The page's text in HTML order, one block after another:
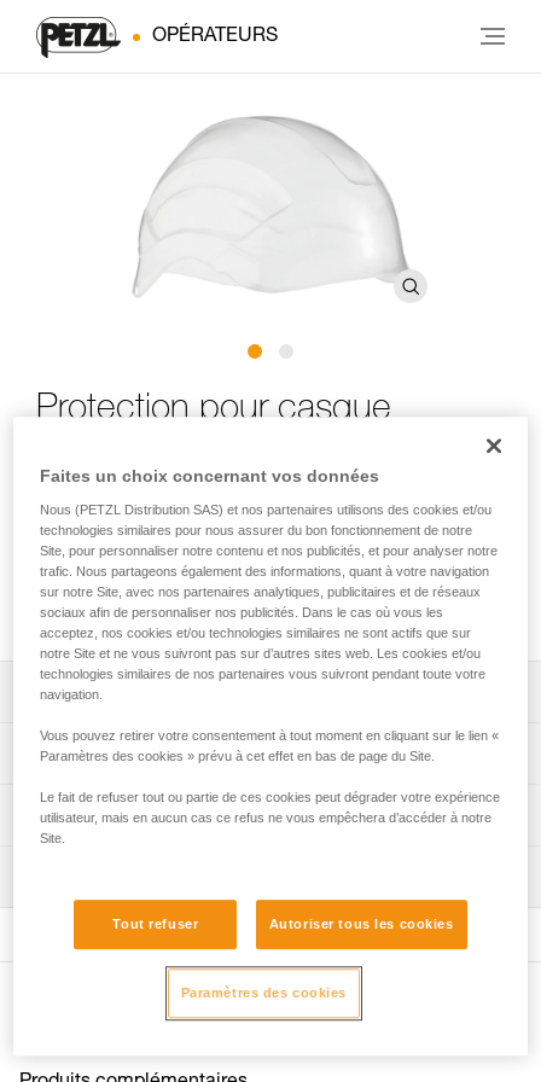
OPÉRATEURS
Protection pour casque
Protection pour casque VERTEX
Simple à mettre en place, la protection pour casque VERTEX
permet de préserver la coque des salissures et des
projections.
Descriptif
Protection à installer sur la coque externe.
Compatible avec les casques VERTEX (1).
Spécifications techniques
Poids: 60 g
Matière(s): polycarbonate
Référence : A012AA00
Garantie : 3 ans
Conditionnement : 1
Informations techniques
Voir tous les contenus techniques
Autres produits
Faites un choix concernant vos données
Nous (PETZL Distribution SAS) et nos partenaires utilisons des cookies et/ou
technologies similaires pour nous assurer du bon fonctionnement de notre
Site, pour personnaliser notre contenu et nos publicités, et pour analyser notre
trafic. Nous partageons également des informations, quant à votre navigation
sur notre Site, avec nos partenaires analytiques, publicitaires et de réseaux
sociaux afin de personnaliser nos publicités. Dans le cas où vous les
acceptez, nos cookies et/ou technologies similaires ne sont actifs que sur
notre Site et ne vous suivront pas sur d’autres sites web. Les cookies et/ou
technologies similaires de nos partenaires vous suivront pendant toute votre
navigation.
Vous pouvez retirer votre consentement à tout moment en cliquant sur le lien «
Paramètres des cookies » prévu à cet effet en bas de page du Site.
Le fait de refuser tout ou partie de ces cookies peut dégrader votre expérience
utilisateur, mais en aucun cas ce refus ne vous empêchera d’accéder à notre
Site.
Tout refuser Autoriser tous les cookies
Paramètres des cookies